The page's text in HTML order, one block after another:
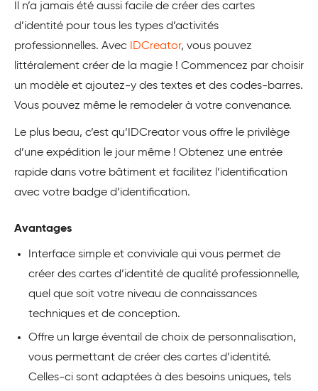
Il n’a jamais été aussi facile de créer des cartes
d’identité pour tous les types d’activités
professionnelles. Avec IDCreator, vous pouvez
littéralement créer de la magie ! Commencez par choisir
un modèle et ajoutez-y des textes et des codes-barres.
Vous pouvez même le remodeler à votre convenance.
Le plus beau, c’est qu’IDCreator vous offre le privilège
d’une expédition le jour même ! Obtenez une entrée
rapide dans votre bâtiment et facilitez l’identification
avec votre badge d’identification.
Avantages
Interface simple et conviviale qui vous permet de
créer des cartes d’identité de qualité professionnelle,
quel que soit votre niveau de connaissances
techniques et de conception.
Offre un large éventail de choix de personnalisation,
vous permettant de créer des cartes d’identité.
Celles-ci sont adaptées à des besoins uniques, tels